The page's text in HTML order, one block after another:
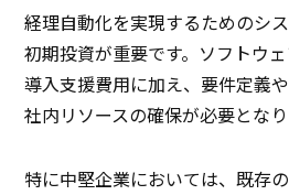
経理自動化を実現するためのシ
初期投資が重要です。ソフトウ
導入支援費用に加え、要件定義
社内リソースの確保が必要となり
特に中堅企業においては、既存